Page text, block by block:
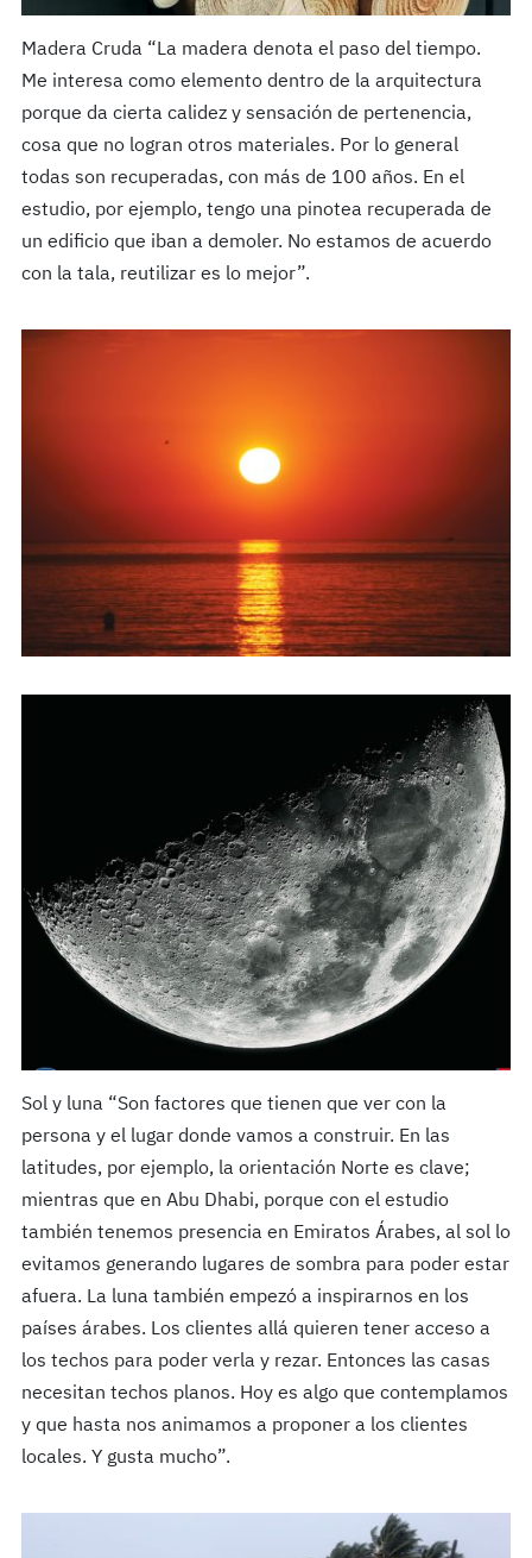
Madera Cruda “La madera denota el paso del tiempo.
Me interesa como elemento dentro de la arquitectura
porque da cierta calidez y sensación de pertenencia,
cosa que no logran otros materiales. Por lo general
todas son recuperadas, con más de 100 años. En el
estudio, por ejemplo, tengo una pinotea recuperada de
un edificio que iban a demoler. No estamos de acuerdo
con la tala, reutilizar es lo mejor”.
Sol y luna “Son factores que tienen que ver con la
persona y el lugar donde vamos a construir. En las
latitudes, por ejemplo, la orientación Norte es clave;
mientras que en Abu Dhabi, porque con el estudio
también tenemos presencia en Emiratos Árabes, al sol lo
evitamos generando lugares de sombra para poder estar
afuera. La luna también empezó a inspirarnos en los
países árabes. Los clientes allá quieren tener acceso a
los techos para poder verla y rezar. Entonces las casas
necesitan techos planos. Hoy es algo que contemplamos
y que hasta nos animamos a proponer a los clientes
locales. Y gusta mucho”.